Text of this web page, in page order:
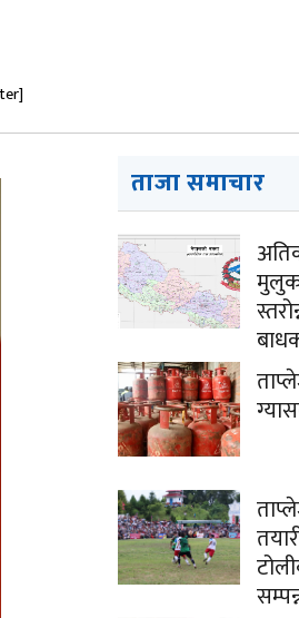
ताजा समाचार